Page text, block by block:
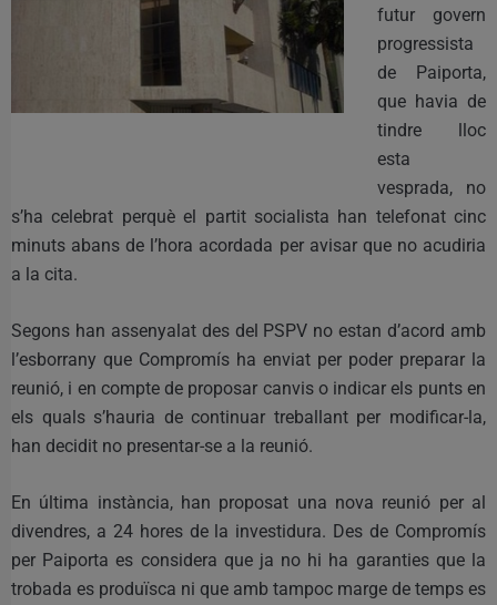
futur govern
progressista
de Paiporta,
que havia de
tindre lloc
esta
vesprada, no
s’ha celebrat perquè el partit socialista han telefonat cinc
minuts abans de l’hora acordada per avisar que no acudiria
a la cita.
Segons han assenyalat des del PSPV no estan d’acord amb
l’esborrany que Compromís ha enviat per poder preparar la
reunió, i en compte de proposar canvis o indicar els punts en
els quals s’hauria de continuar treballant per modificar-la,
han decidit no presentar-se a la reunió.
En última instància, han proposat una nova reunió per al
divendres, a 24 hores de la investidura. Des de Compromís
per Paiporta es considera que ja no hi ha garanties que la
trobada es produïsca ni que amb tampoc marge de temps es